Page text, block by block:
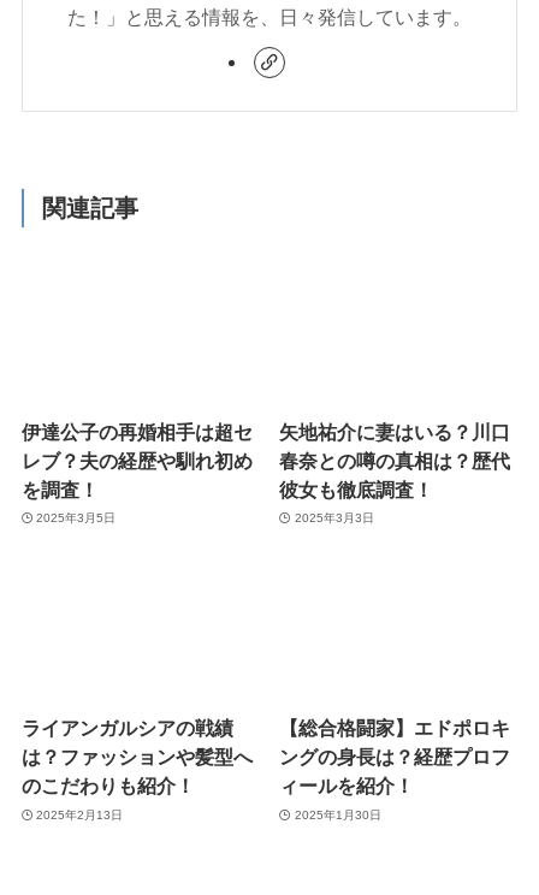
た！」と思える情報を、日々発信しています。
関連記事
伊達公子の再婚相手は超セ
レブ？夫の経歴や馴れ初め
を調査！
2025年3月5日
矢地祐介に妻はいる？川口
春奈との噂の真相は？歴代
彼女も徹底調査！
2025年3月3日
ライアンガルシアの戦績
は？ファッションや髪型へ
のこだわりも紹介！
2025年2月13日
【総合格闘家】エドポロキ
ングの身長は？経歴プロフ
ィールを紹介！
2025年1月30日